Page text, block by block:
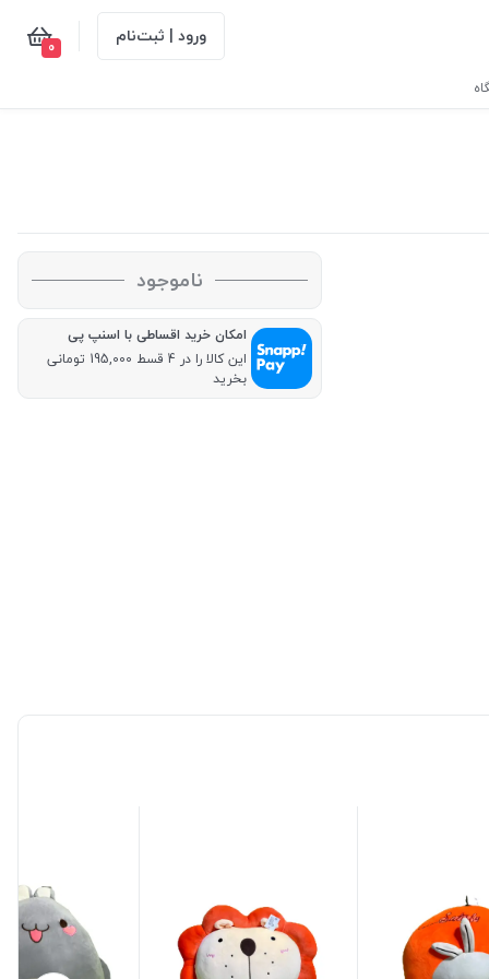
ورود | ثبت‌نام 0
ناموجود
امکان خرید اقساطی با اسنپ پی
این کالا را در 4 قسط 195,000 تومانی
بخرید